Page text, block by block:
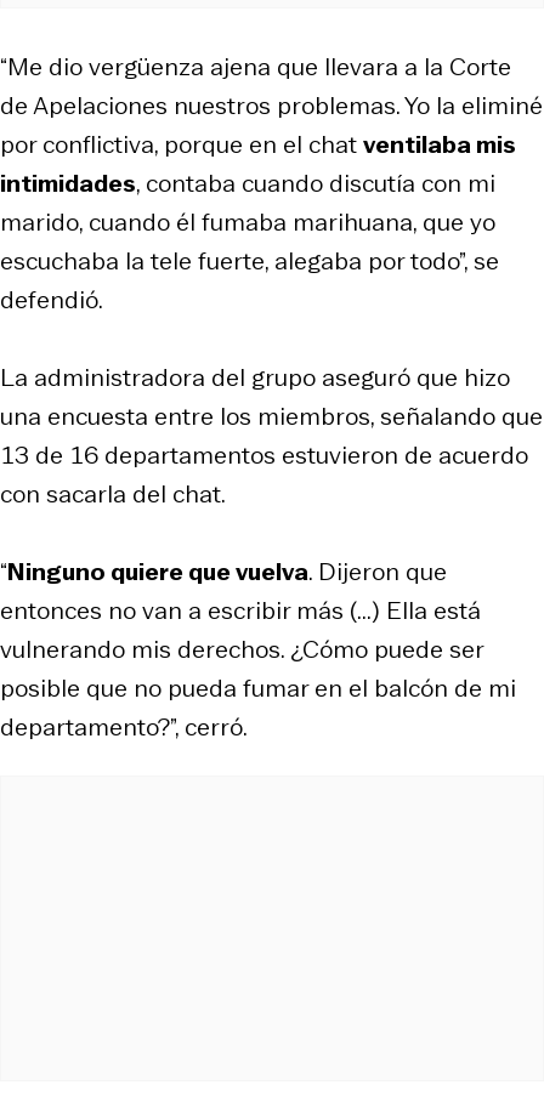
“Me dio vergüenza ajena que llevara a la Corte
de Apelaciones nuestros problemas. Yo la eliminé
por conflictiva, porque en el chatventilaba mis
intimidades, contaba cuando discutía con mi
marido, cuando él fumaba marihuana, que yo
escuchaba la tele fuerte, alegaba por todo”, se
defendió.
La administradora del grupo aseguró que hizo
una encuesta entre los miembros, señalando que
13 de 16 departamentos estuvieron de acuerdo
con sacarla del chat.
“Ninguno quiere que vuelva. Dijeron que
entonces no van a escribir más (...) Ella está
vulnerando mis derechos. ¿Cómo puede ser
posible que no pueda fumar en el balcón de mi
departamento?”, cerró.